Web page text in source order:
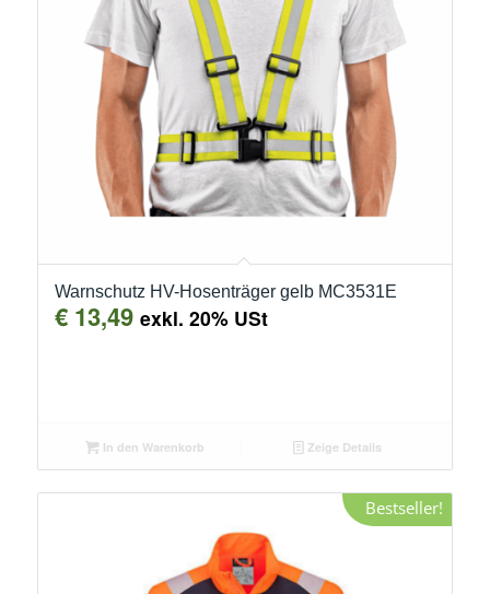
Warnschutz HV-Hosenträger gelb MC3531E
€13,49 exkl. 20% USt
In den Warenkorb Zeige Details
Bestseller!